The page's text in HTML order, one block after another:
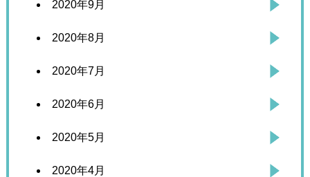
2020年9月
2020年8月
2020年7月
2020年6月
2020年5月
2020年4月